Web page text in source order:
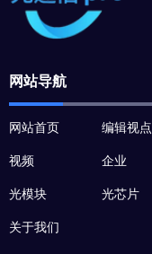
网站导航
网站首页 编辑视点
视频 企业
光模块 光芯片
关于我们